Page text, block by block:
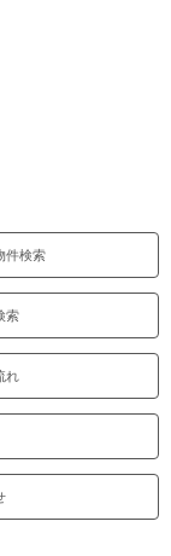
件検索
索
れ